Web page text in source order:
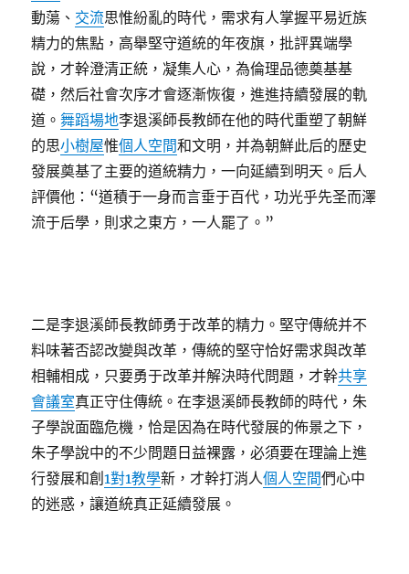
動蕩、 交流思惟紛亂的時代，需求有人掌握平易近族
精力的焦點，高舉堅守道統的年夜旗，批評異端學
說，才幹澄清正統，凝集人心，為倫理品德奠基基
礎，然后社會次序才會逐漸恢復，進進持續發展的軌
道。舞蹈場地李退溪師長教師在他的時代重塑了朝鮮
的思小樹屋惟個人空間和文明，并為朝鮮此后的歷史
發展奠基了主要的道統精力，一向延續到明天。后人
評價他：“道積于一身而言垂于百代，功光乎先圣而澤
流于后學，則求之東方，一人罷了。”
二是李退溪師長教師勇于改革的精力。堅守傳統并不
料味著否認改變與改革，傳統的堅守恰好需求與改革
相輔相成，只要勇于改革并解決時代問題，才幹共享
會議室真正守住傳統。在李退溪師長教師的時代，朱
子學說面臨危機，恰是因為在時代發展的佈景之下，
朱子學說中的不少問題日益裸露，必須要在理論上進
行發展和創1對1教學新，才幹打消人個人空間們心中
的迷惑，讓道統真正延續發展。